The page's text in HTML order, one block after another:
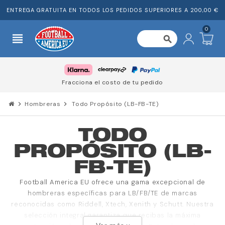
ENTREGA GRATUITA EN TODOS LOS PEDIDOS SUPERIORES A 200,00 €
view_headline search
0
Fracciona el costo de tu pedido
chevron_right Hombreras chevron_right Todo Propósito (LB-FB-TE)
TODO
PROPÓSITO (LB-
FB-TE)
Football America EU ofrece una gama excepcional de
hombreras específicas para LB/FB/TE de marcas
reconocidas como Riddell, Xtech, Xenith y Schutt. Nuestra
selección integral garantiza que recibas la máxima